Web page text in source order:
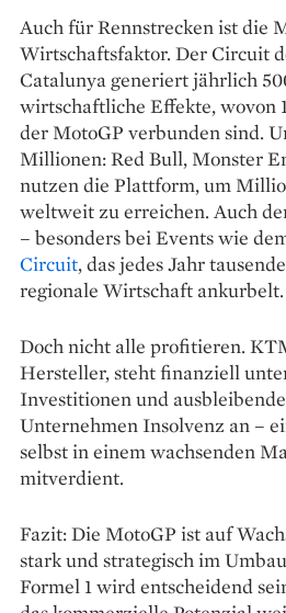
Auch für Rennstrecken ist die
Wirtschaftsfaktor. Der Circuit
Catalunya generiert jährlich
wirtschaftliche Effekte, wovon
der MotoGP verbunden sind.
Millionen: Red Bull, Monster
nutzen die Plattform, um
weltweit zu erreichen. Auch
– besonders bei Events wie
Circuit, das jedes Jahr
regionale Wirtschaft ankurbelt.
Doch nicht alle profitieren.
Hersteller, steht finanziell
Investitionen und
Unternehmen Insolvenz an –
selbst in einem wachsenden
mitverdient.
Fazit: Die MotoGP ist auf
stark und strategisch im
Formel 1 wird entscheidend